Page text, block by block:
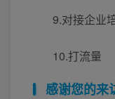
9.对接企业
10.打流量
感谢您的来